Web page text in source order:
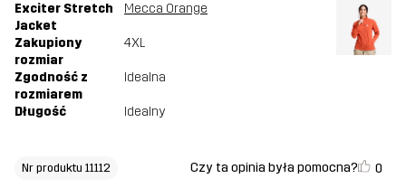
Exciter Stretch
Jacket
Mecca Orange
Zakupiony
rozmiar
4XL
Zgodność z
rozmiarem
Idealna
Długość Idealny
Nr produktu 11112 Czy ta opinia była pomocna? 0